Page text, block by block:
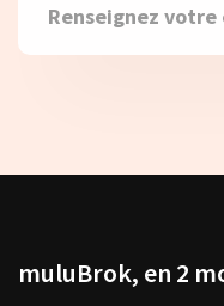
muluBrok, en 2